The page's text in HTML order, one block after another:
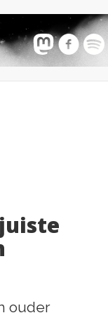
ouder